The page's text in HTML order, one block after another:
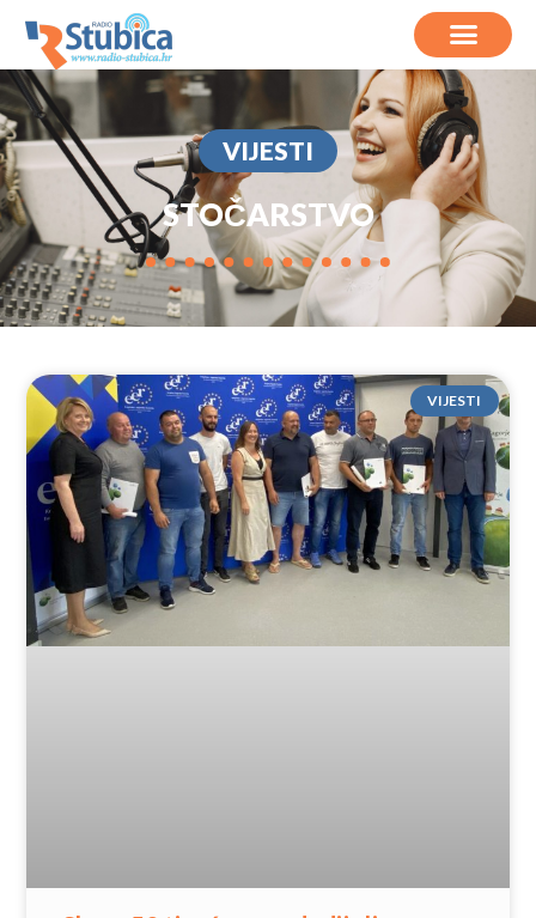
VIJESTI
STOČARSTVO
VIJESTI